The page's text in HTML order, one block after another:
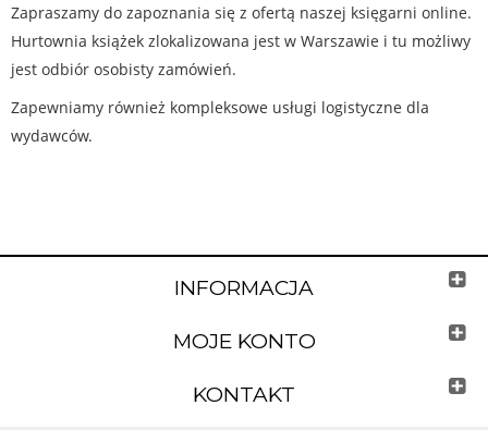
Zapraszamy do zapoznania się z ofertą naszej księgarni online.
Hurtownia książek zlokalizowana jest w Warszawie i tu możliwy
jest odbiór osobisty zamówień.
Zapewniamy również kompleksowe usługi logistyczne dla
wydawców.
INFORMACJA
MOJE KONTO
KONTAKT